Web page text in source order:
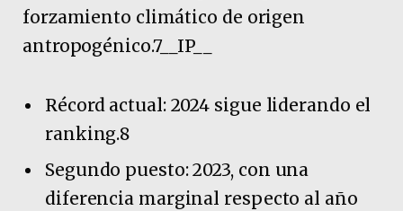
forzamiento climático de origen
antropogénico.7__IP__
Récord actual: 2024 sigue liderando el
ranking.8
Segundo puesto: 2023, con una
diferencia marginal respecto al año